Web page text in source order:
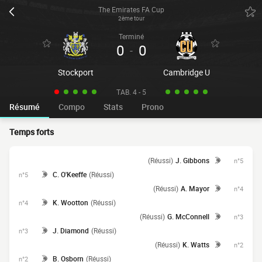
The Emirates FA Cup
2ème tour
Stockport
Terminé
0 - 0
Cambridge U
TAB. 4 - 5
Résumé Compo Stats Prono
Temps forts
n°5
J. Gibbons
(Réussi)
n°5 C. O'Keeffe (Réussi)
n°4
A. Mayor
(Réussi)
n°4 K. Wootton (Réussi)
n°3
G. McConnell
(Réussi)
n°3 J. Diamond (Réussi)
n°2
K. Watts
(Réussi)
n°2 B. Osborn (Réussi)